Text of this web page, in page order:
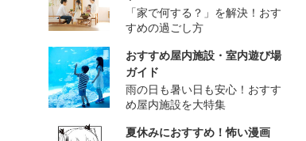
「家で何する？」を解決！おす
すめの過ごし方
おすすめ屋内施設・室内遊び場
ガイド
雨の日も暑い日も安心！おすす
め屋内施設を大特集
夏休みにおすすめ！怖い漫画